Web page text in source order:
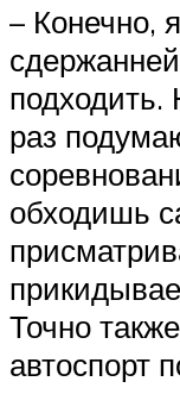
– Конечно,
подходить.
раз
обходишь
Точно
автоспорт